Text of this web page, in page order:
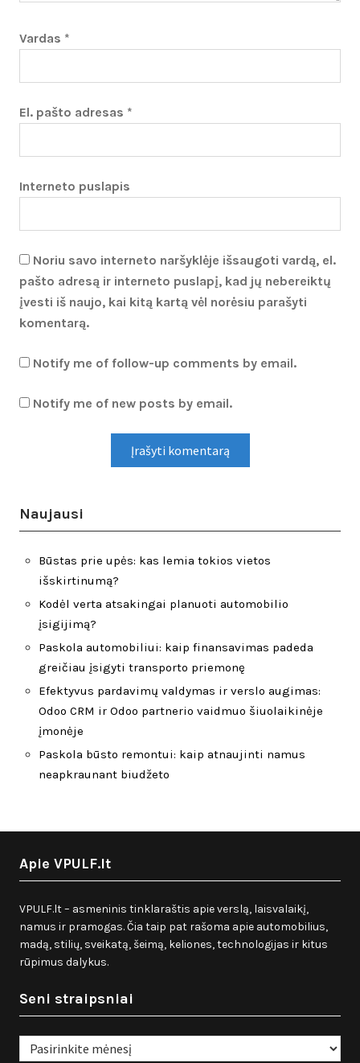
Vardas *
El. pašto adresas *
Interneto puslapis
Noriu savo interneto naršyklėje išsaugoti vardą, el.
pašto adresą ir interneto puslapį, kad jų nebereiktų
įvesti iš naujo, kai kitą kartą vėl norėsiu parašyti
komentarą.
Notify me of follow-up comments by email.
Notify me of new posts by email.
Naujausi
Būstas prie upės: kas lemia tokios vietos
išskirtinumą?
Kodėl verta atsakingai planuoti automobilio
įsigijimą?
Paskola automobiliui: kaip finansavimas padeda
greičiau įsigyti transporto priemonę
Efektyvus pardavimų valdymas ir verslo augimas:
Odoo CRM ir Odoo partnerio vaidmuo šiuolaikinėje
įmonėje
Paskola būsto remontui: kaip atnaujinti namus
neapkraunant biudžeto
Apie VPULF.lt
VPULF.lt – asmeninis tinklaraštis apie verslą, laisvalaikį,
namus ir pramogas. Čia taip pat rašoma apie automobilius,
madą, stilių, sveikatą, šeimą, keliones, technologijas ir kitus
rūpimus dalykus.
Seni straipsniai
Seni